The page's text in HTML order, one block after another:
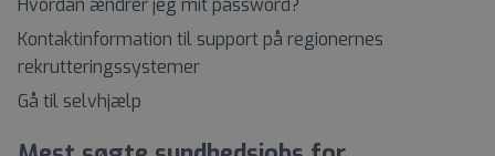
Hvordan ændrer jeg mit password?
Kontaktinformation til support på regionernes
rekrutteringssystemer
Gå til selvhjælp